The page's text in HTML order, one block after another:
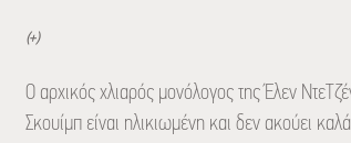
(+)
Ο αρχικός χλιαρός μονόλογος της Έλεν
Σκουίμπ είναι ηλικιωμένη και δεν ακούει